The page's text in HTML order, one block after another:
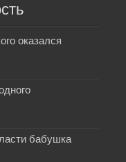
оказался
бабушка